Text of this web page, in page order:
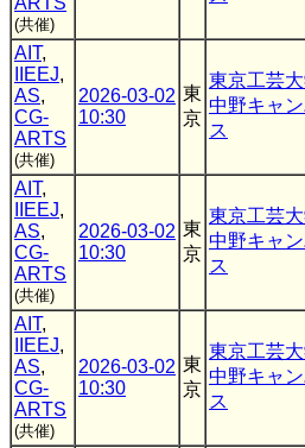
(共催)
AIT,
IIEEJ,
AS,
CG-
ARTS
(共催)
2026-03-02
10:30
東
京
東京工芸
中野キャ
ス
AIT,
IIEEJ,
AS,
CG-
ARTS
(共催)
2026-03-02
10:30
東
京
東京工芸
中野キャ
ス
AIT,
IIEEJ,
AS,
CG-
ARTS
(共催)
2026-03-02
10:30
東
京
東京工芸
中野キャ
ス